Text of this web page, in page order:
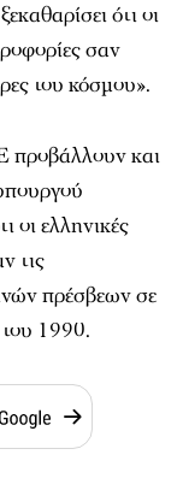
ότι οι
σαν
του κόσμου».
προβάλλουν και
ελληνικές
τις
πρέσβεων σε
1990.